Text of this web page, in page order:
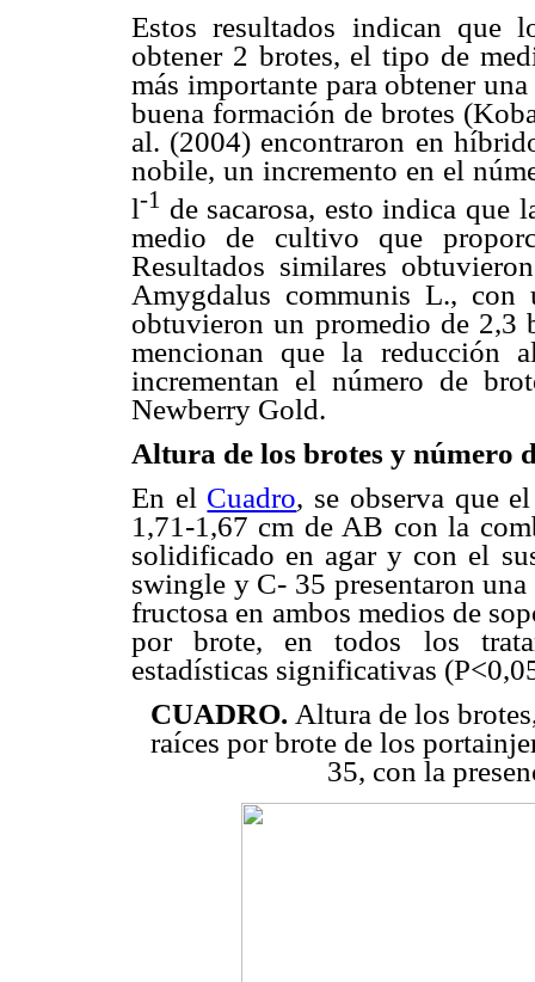
Estos resultados indican que
obtener 2 brotes, el tipo de
más importante para obtener
buena formación de brotes
al. (2004) encontraron en
nobile, un incremento en el
l-1 de sacarosa, esto indica que
medio de cultivo que
Resultados similares
Amygdalus communis L., con
obtuvieron un promedio de 2,3
mencionan que la reducción
incrementan el número de
Newberry Gold.
Altura de los brotes y número
En el Cuadro, se observa que
1,71-1,67 cm de AB con la
solidificado en agar y con el
swingle y C- 35 presentaron
fructosa en ambos medios de
por brote, en todos los
estadísticas significativas
CUADRO. Altura de los
raíces por brote de los
35, con la